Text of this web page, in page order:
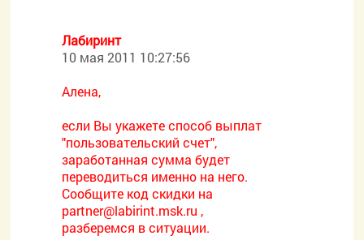
Лабиринт
10 мая 2011 10:27:56
Алена,
если Вы укажете способ выплат
"пользовательский счет",
заработанная сумма будет
переводиться именно на него.
Сообщите код скидки на
partner@labirint.msk.ru ,
разберемся в ситуации.